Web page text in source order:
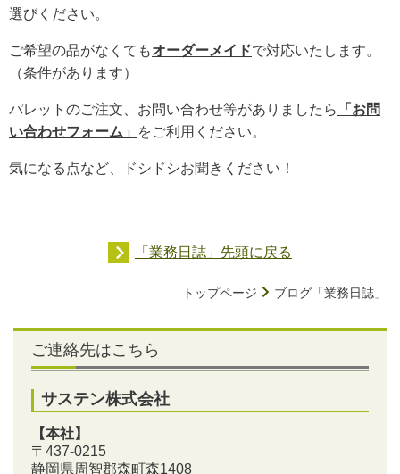
選びください。
ご希望の品がなくてもオーダーメイドで対応いたします。
（条件があります）
パレットのご注文、お問い合わせ等がありましたら
「お問
い合わせフォーム」
をご利用ください。
気になる点など、ドシドシお聞きください！
「業務日誌」先頭に戻る
トップページ ブログ「業務日誌」
ご連絡先はこちら
サステン株式会社
【本社】
〒437-0215
静岡県周智郡森町森1408